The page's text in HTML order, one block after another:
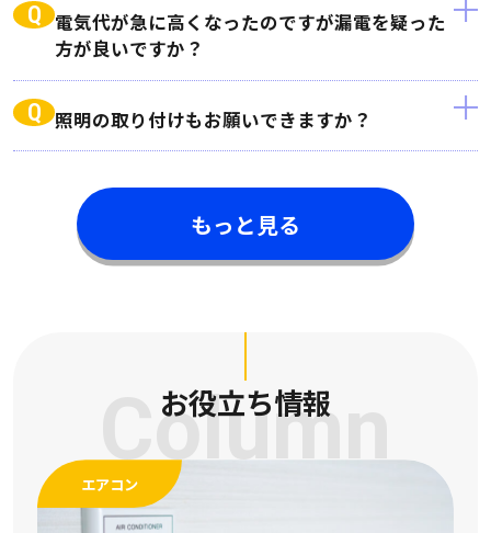
Q 電気代が急に高くなったのですが漏電を疑った
方が良いですか？
Q 照明の取り付けもお願いできますか？
もっと見る
Column
お役立ち情報
エアコン